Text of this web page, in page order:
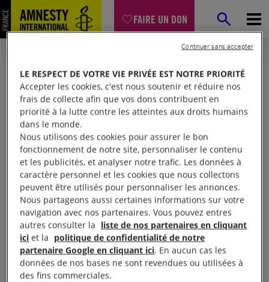
FAIRE UN DON
Mon espace
Connexion
Votre adresse email (obligatoire)
LE RESPECT DE VOTRE VIE PRIVÉE EST NOTRE PRIORITÉ
Accepter les cookies, c'est nous soutenir et réduire nos
frais de collecte afin que vos dons contribuent en
priorité à la lutte contre les atteintes aux droits humains
dans le monde.
Nous utilisons des cookies pour assurer le bon
fonctionnement de notre site, personnaliser le contenu
et les publicités, et analyser notre trafic. Les données à
caractère personnel et les cookies que nous collectons
peuvent être utilisés pour personnaliser les annonces.
Nous partageons aussi certaines informations sur votre
navigation avec nos partenaires. Vous pouvez entres
autres consulter la liste de nos partenaires en cliquant
ici et la politique de confidentialité de notre
partenaire Google en cliquant ici. En aucun cas les
données de nos bases ne sont revendues ou utilisées à
des fins commerciales.
Continuer sans accepter